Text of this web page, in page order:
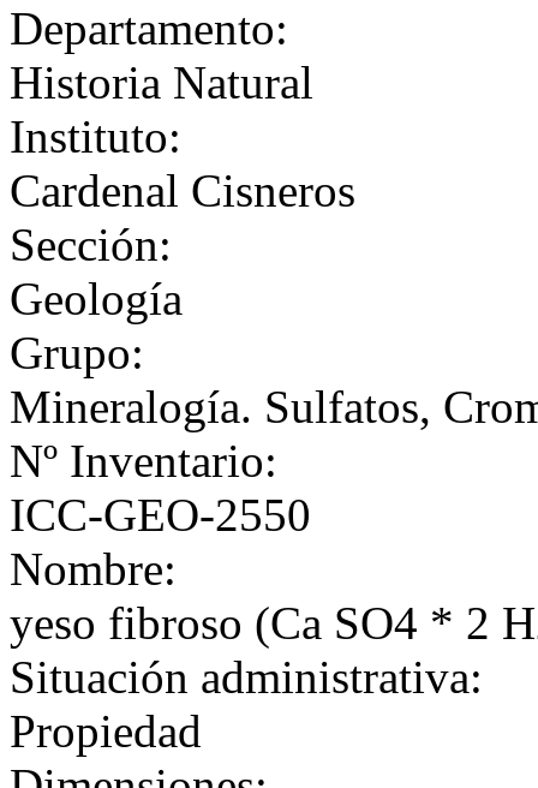
Departamento:
Historia Natural
Instituto:
Cardenal Cisneros
Sección:
Geología
Grupo:
Mineralogía. Sulfatos,
Nº Inventario:
ICC-GEO-2550
Nombre:
yeso fibroso (Ca SO4 * 2
Situación administrativa:
Propiedad